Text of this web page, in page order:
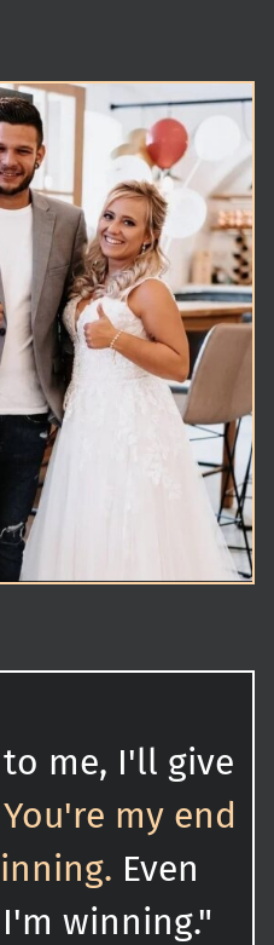
me, I'll give
You're my end
Even
winning."